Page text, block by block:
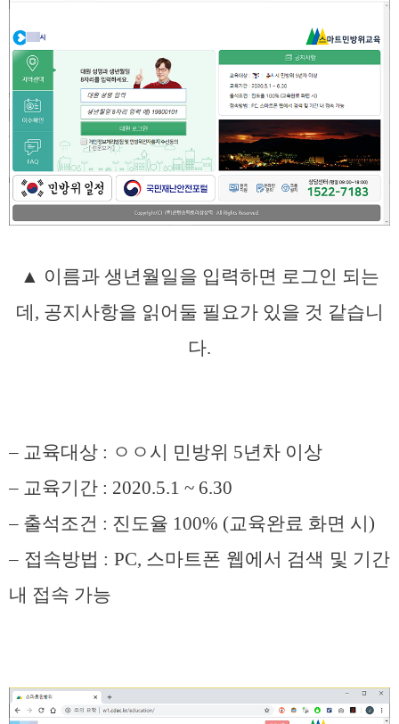
▲ 이름과 생년월일을 입력하면 로그인 되는
데, 공지사항을 읽어둘 필요가 있을 것 같습니
다.
– 교육대상 : ㅇㅇ시 민방위 5년차 이상
– 교육기간 : 2020.5.1 ~ 6.30
– 출석조건 : 진도율 100% (교육완료 화면 시)
– 접속방법 : PC, 스마트폰 웹에서 검색 및 기간
내 접속 가능